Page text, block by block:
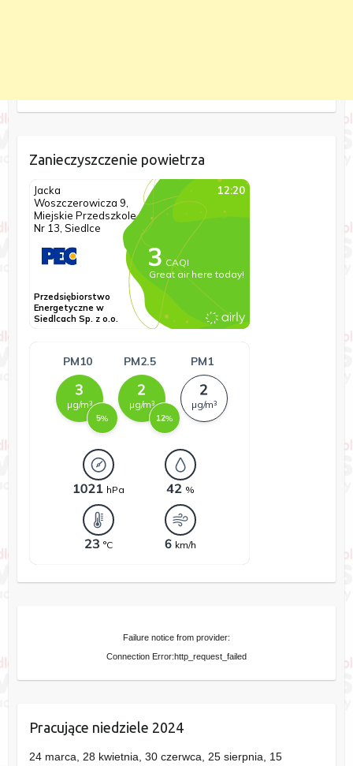
Zanieczyszczenie powietrza
Failure notice from provider:
Connection Error:http_request_failed
Pracujące niedziele 2024
24 marca, 28 kwietnia, 30 czerwca, 25 sierpnia, 15